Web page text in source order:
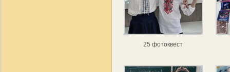
25 фотоквест